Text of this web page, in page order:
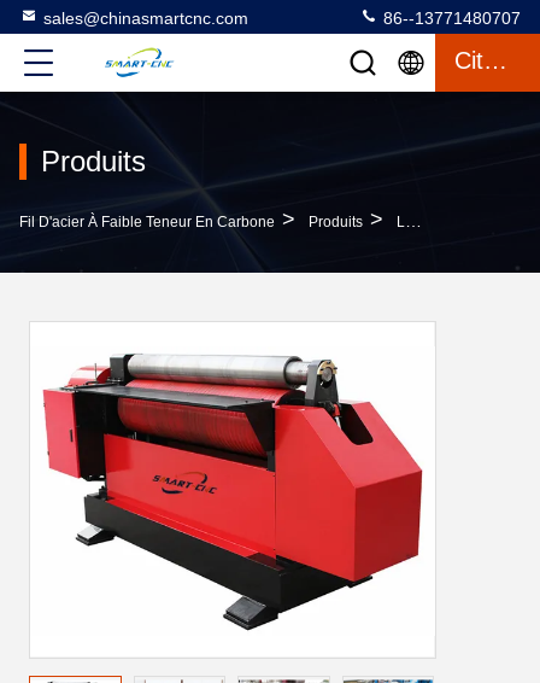
sales@chinasmartcnc.com 86--13771480707
Citation
Produits
Fil D'acier À Faible Teneur En Carbone > Produits > Laminoir De Recourbement De Plat